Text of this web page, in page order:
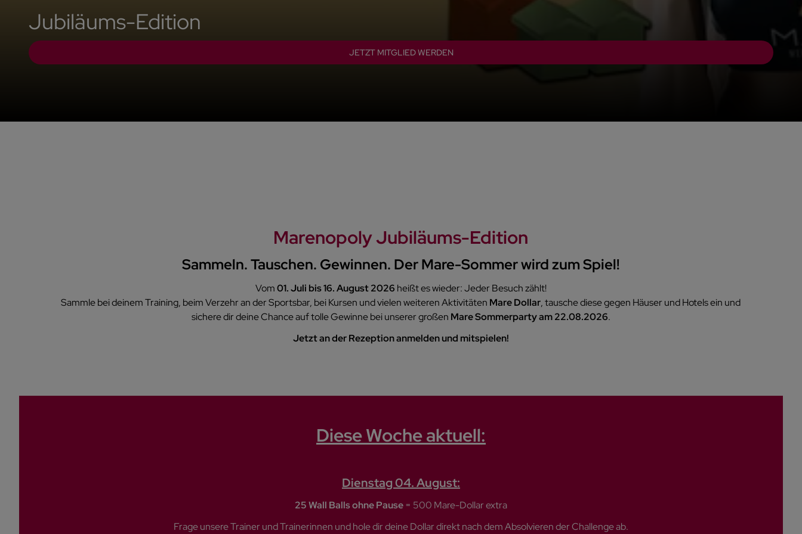
Jubiläums-Edition
JETZT MITGLIED WERDEN
Marenopoly Jubiläums-Edition
Sammeln. Tauschen. Gewinnen. Der Mare-Sommer wird zum Spiel!
Vom01. Juli bis 16. August 2026 heißt es wieder: Jeder Besuch zählt!
Sammle bei deinem Training, beim Verzehr an der Sportsbar, bei Kursen und vielen weiteren Aktivitäten Mare Dollar, tausche diese gegen Häuser und Hotels ein und
sichere dir deine Chance auf tolle Gewinne bei unserer großen Mare Sommerparty am 22.08.2026.
Jetzt an der Rezeption anmelden und mitspielen!
Diese Woche aktuell:
Dienstag 04. August:
25 Wall Balls ohne Pause= 500 Mare-Dollar extra
Frage unsere Trainer und Trainerinnen und hole dir deine Dollar direkt nach dem Absolvieren der Challenge ab.